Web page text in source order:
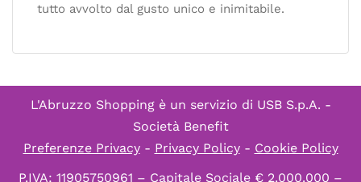
tutto avvolto dal gusto unico e inimitabile.
L'Abruzzo Shopping è un servizio di USB S.p.A. -
Società Benefit
Preferenze Privacy- Privacy Policy- Cookie Policy
P.IVA: 11905750961 – Capitale Sociale € 2.000.000 –